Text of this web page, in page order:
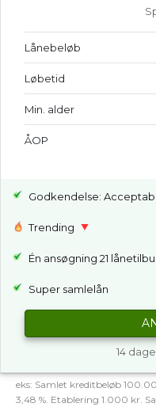
Lånebeløb
Løbetid
Min. alder
ÅOP
Godkendelse:
Trending
Én ansøgning 21
Super samlelån
14
eks: Samlet kreditbeløb
3,48 %. Etablering 1.000 kr.